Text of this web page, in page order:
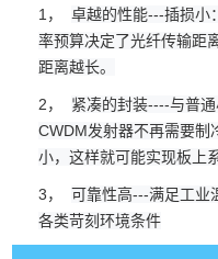
1，
卓越的性能---插损小
率预算决定了光纤传输距
距离越长。
2，
紧凑的封装----与普
CWDM发射器不再需要制
小，这样就可能实现板上
3，
可靠性高---满足工业
各类苛刻环境条件